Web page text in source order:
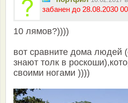
забанен до 28.08.2030
10 лямов?))))
вот сравните дома людей
знают толк в
своими ногами ))))